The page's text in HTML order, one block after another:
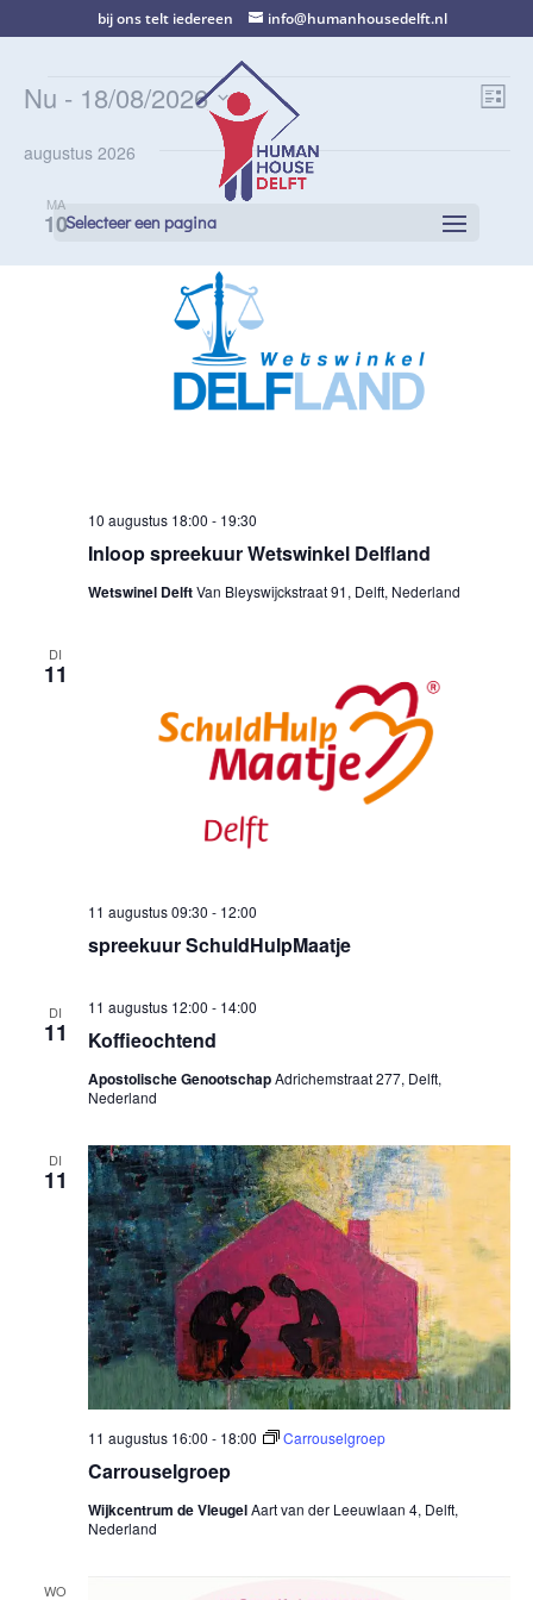
bij ons telt iedereen info@humanhousedelft.nl
Selecteer een pagina
Evenementen Lijst
Nu - 18/08/2026
een
augustus 2026
MA
10
Inloop spreekuur Wetswinkel Delfland
10 augustus 18:00 - 19:30
Wetswinel DelftVan Bleyswijckstraat 91, Delft, Nederland
DI
11
spreekuur SchuldHulpMaatje
11 augustus 09:30 - 12:00
DI
11 Koffieochtend
11 augustus 12:00 - 14:00
Apostolische GenootschapAdrichemstraat 277, Delft,
Nederland
DI
11
Carrouselgroep
11 augustus 16:00 - 18:00 Carrouselgroep
Wijkcentrum de VleugelAart van der Leeuwlaan 4, Delft,
Nederland
WO